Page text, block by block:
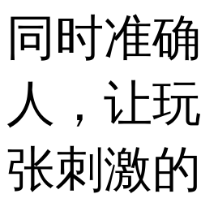
同时准
人，让
张刺激